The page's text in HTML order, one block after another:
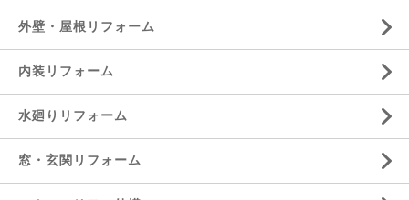
外壁・屋根リフォーム
内装リフォーム
水廻りリフォーム
窓・玄関リフォーム